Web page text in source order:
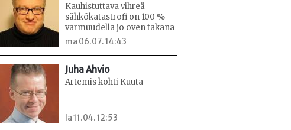
Kauhistuttava vihreä
sähkökatastrofi on 100 %
varmuudella jo oven takana
ma 06.07. 14:43
Juha Ahvio
Artemis kohti Kuuta
la 11.04. 12:53